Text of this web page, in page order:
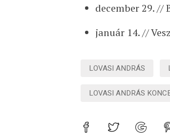
december 29. //
január 14. //
LOVASI ANDRÁS
LOVASI ANDRÁS